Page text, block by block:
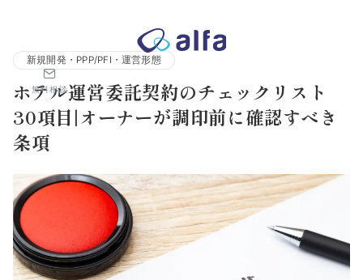
無料相談
株式会社アルファコンサルティング｜ホテル・旅館・観光業の事
新規開発・PPP/PFI・運営形態
ホテル運営委託契約のチェックリスト
30項目|オーナーが調印前に確認すべき
条項